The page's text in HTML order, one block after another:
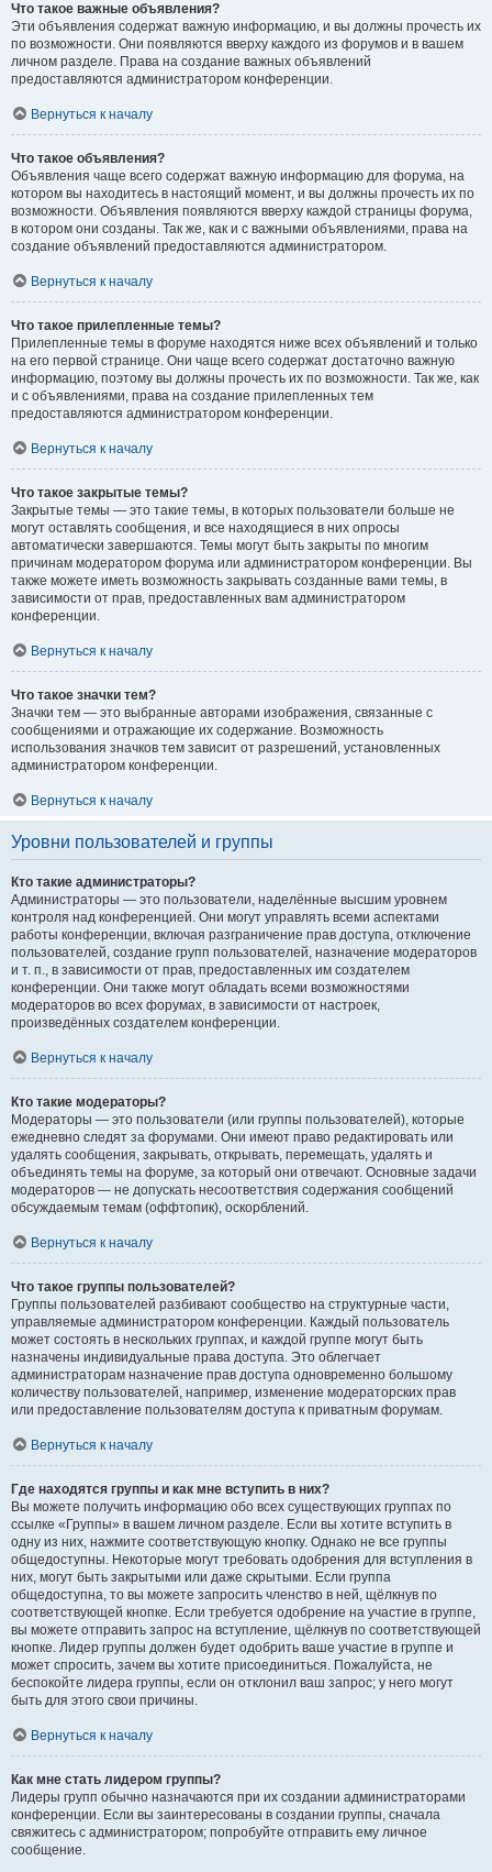
Что такое важные объявления?
Эти объявления содержат важную информацию, и вы должны прочесть их
по возможности. Они появляются вверху каждого из форумов и в вашем
личном разделе. Права на создание важных объявлений
предоставляются администратором конференции.
Вернуться к началу
Что такое объявления?
Объявления чаще всего содержат важную информацию для форума, на
котором вы находитесь в настоящий момент, и вы должны прочесть их по
возможности. Объявления появляются вверху каждой страницы форума,
в котором они созданы. Так же, как и с важными объявлениями, права на
создание объявлений предоставляются администратором.
Вернуться к началу
Что такое прилепленные темы?
Прилепленные темы в форуме находятся ниже всех объявлений и только
на его первой странице. Они чаще всего содержат достаточно важную
информацию, поэтому вы должны прочесть их по возможности. Так же, как
и с объявлениями, права на создание прилепленных тем
предоставляются администратором конференции.
Вернуться к началу
Что такое закрытые темы?
Закрытые темы — это такие темы, в которых пользователи больше не
могут оставлять сообщения, и все находящиеся в них опросы
автоматически завершаются. Темы могут быть закрыты по многим
причинам модератором форума или администратором конференции. Вы
также можете иметь возможность закрывать созданные вами темы, в
зависимости от прав, предоставленных вам администратором
конференции.
Вернуться к началу
Что такое значки тем?
Значки тем — это выбранные авторами изображения, связанные с
сообщениями и отражающие их содержание. Возможность
использования значков тем зависит от разрешений, установленных
администратором конференции.
Вернуться к началу
Уровни пользователей и группы
Кто такие администраторы?
Администраторы — это пользователи, наделённые высшим уровнем
контроля над конференцией. Они могут управлять всеми аспектами
работы конференции, включая разграничение прав доступа, отключение
пользователей, создание групп пользователей, назначение модераторов
и т. п., в зависимости от прав, предоставленных им создателем
конференции. Они также могут обладать всеми возможностями
модераторов во всех форумах, в зависимости от настроек,
произведённых создателем конференции.
Вернуться к началу
Кто такие модераторы?
Модераторы — это пользователи (или группы пользователей), которые
ежедневно следят за форумами. Они имеют право редактировать или
удалять сообщения, закрывать, открывать, перемещать, удалять и
объединять темы на форуме, за который они отвечают. Основные задачи
модераторов — не допускать несоответствия содержания сообщений
обсуждаемым темам (оффтопик), оскорблений.
Вернуться к началу
Что такое группы пользователей?
Группы пользователей разбивают сообщество на структурные части,
управляемые администратором конференции. Каждый пользователь
может состоять в нескольких группах, и каждой группе могут быть
назначены индивидуальные права доступа. Это облегчает
администраторам назначение прав доступа одновременно большому
количеству пользователей, например, изменение модераторских прав
или предоставление пользователям доступа к приватным форумам.
Вернуться к началу
Где находятся группы и как мне вступить в них?
Вы можете получить информацию обо всех существующих группах по
ссылке «Группы» в вашем личном разделе. Если вы хотите вступить в
одну из них, нажмите соответствующую кнопку. Однако не все группы
общедоступны. Некоторые могут требовать одобрения для вступления в
них, могут быть закрытыми или даже скрытыми. Если группа
общедоступна, то вы можете запросить членство в ней, щёлкнув по
соответствующей кнопке. Если требуется одобрение на участие в группе,
вы можете отправить запрос на вступление, щёлкнув по соответствующей
кнопке. Лидер группы должен будет одобрить ваше участие в группе и
может спросить, зачем вы хотите присоединиться. Пожалуйста, не
беспокойте лидера группы, если он отклонил ваш запрос; у него могут
быть для этого свои причины.
Вернуться к началу
Как мне стать лидером группы?
Лидеры групп обычно назначаются при их создании администраторами
конференции. Если вы заинтересованы в создании группы, сначала
свяжитесь с администратором; попробуйте отправить ему личное
сообщение.